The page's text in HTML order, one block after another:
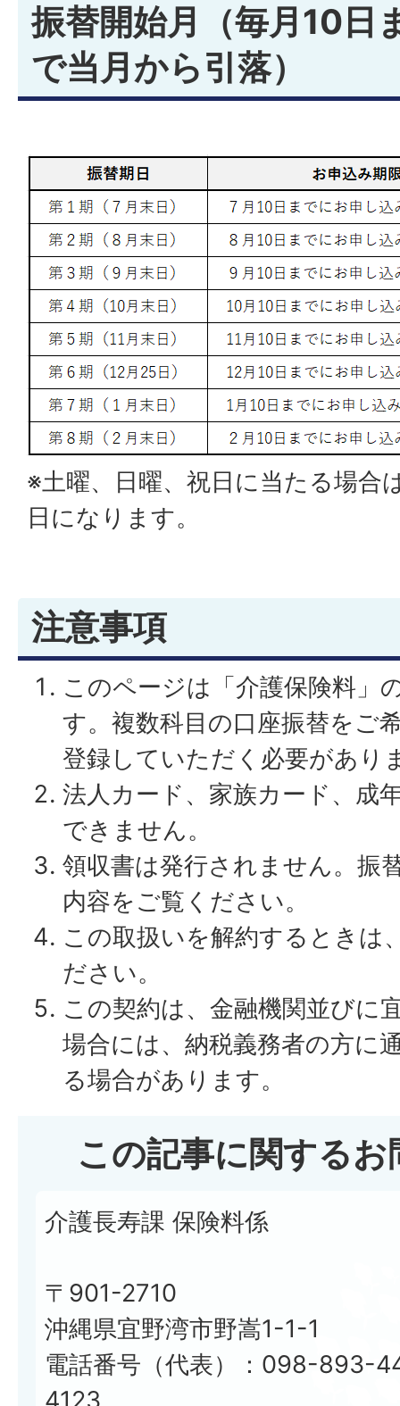
振替開始月（毎月10日
で当月から引落）
※土曜、日曜、祝日に当たる場合
日になります。
注意事項
このページは「介護保険料」
す。複数科目の口座振替をご
登録していただく必要があり
法人カード、家族カード、成
できません。
領収書は発行されません。振
内容をご覧ください。
この取扱いを解約するときは
ださい。
この契約は、金融機関並びに
場合には、納税義務者の方に
る場合があります。
この記事に関する
介護長寿課 保険料係
〒901-2710
沖縄県宜野湾市野嵩1-1-1
電話番号（代表）：098-893-